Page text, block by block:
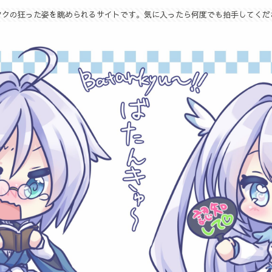
の狂った姿を眺められるサイトです。気に入ったら何度でも拍手してく